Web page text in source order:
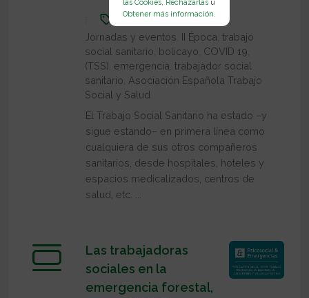
las Cookies Rechazarlas u
Obtener más información
Agenda de sugerencias
Jornadas y eventos II Época trabajo
social sanitario bolicayo COVID 19
(TSS) emergencia trabajador social
sanitario Asociación Española Trabajo
Social y Salud
El Trabajo Social Sanitario ha estado –y
sigue estando– en primera línea como
cualquiera de sus otros compañeros
sanitarios, desde hospitales, hoteles y
espacios medicalizados, centros de
salud, etc. ...
Las trabajadoras
sociales en la
emergencia forestal,